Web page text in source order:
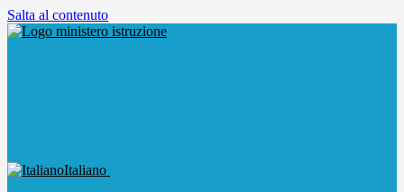
Salta al contenuto
Italiano